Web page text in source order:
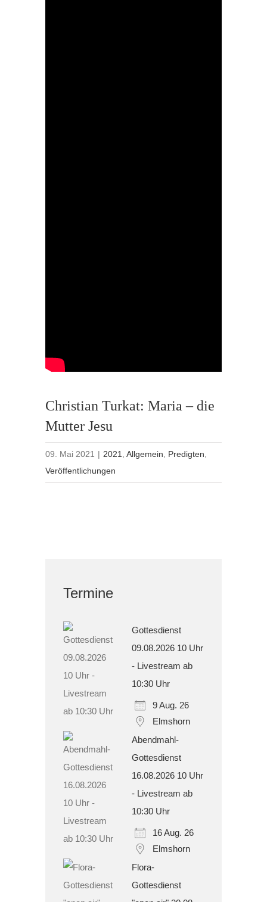
Christian Turkat: Maria – die
Mutter Jesu
09. Mai 2021 | 2021,Allgemein, Predigten,
Veröffentlichungen
Termine
Gottesdienst
09.08.2026 10 Uhr
- Livestream ab
10:30 Uhr
9 Aug. 26
Elmshorn
Abendmahl-
Gottesdienst
16.08.2026 10 Uhr
- Livestream ab
10:30 Uhr
16 Aug. 26
Elmshorn
Flora-
Gottesdienst